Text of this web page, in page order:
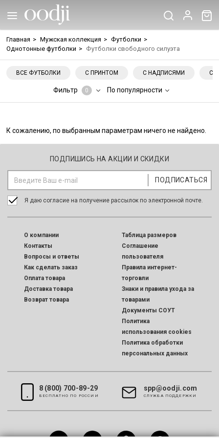
Главная > Мужская коллекция > Футболки >
Однотонные футболки > Футболки свободного силуэта
ВСЕ ФУТБОЛКИ С ПРИНТОМ С НАДПИСЯМИ С
Фильтр 0 По популярности
К сожалению, по выбранным параметрам ничего не найдено.
ПОДПИШИСЬ НА АКЦИИ И СКИДКИ
Я даю согласие на получение рассылок по электронной почте.
O компании
Контакты
Вопросы и ответы
Как сделать заказ
Оплата товара
Доставка товара
Возврат товара
Таблица размеров
Соглашение
пользователя
Правила интернет-
торговли
Знаки и правила ухода за
товарами
Документы СОУТ
Политика
использования cookies
Политика обработки
персональных данных
8 (800) 700-89-29
БЕСПЛАТНО ПО РОССИИ
spp@oodji.com
CЛУЖБА ПОДДЕРЖКИ